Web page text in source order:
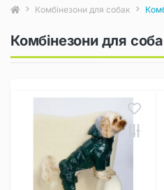
Комбінезони для собак
Комбінезони для